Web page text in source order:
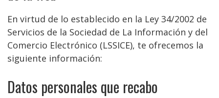
En virtud de lo establecido en la Ley 34/2002 de
Servicios de la Sociedad de La Información y del
Comercio Electrónico (LSSICE), te ofrecemos la
siguiente información:
Datos personales que recabo